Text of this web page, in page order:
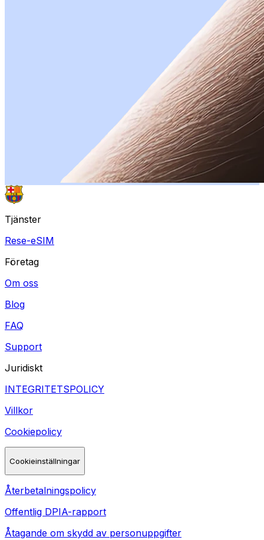
Tjänster
Rese-eSIM
Företag
Om oss
Blog
FAQ
Support
Juridiskt
INTEGRITETSPOLICY
Villkor
Cookiepolicy
Cookieinställningar
Återbetalningspolicy
Offentlig DPIA-rapport
Åtagande om skydd av personuppgifter